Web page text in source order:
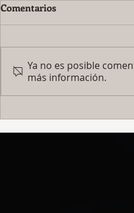
Autopercepción
olvidada y que nos
Comentarios
Ya no es posible
más información.